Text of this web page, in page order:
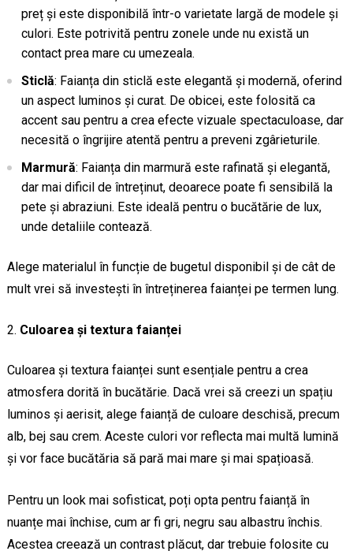
preț și este disponibilă într-o varietate largă de modele și
culori. Este potrivită pentru zonele unde nu există un
contact prea mare cu umezeala.
Sticlă: Faianța din sticlă este elegantă și modernă, oferind
un aspect luminos și curat. De obicei, este folosită ca
accent sau pentru a crea efecte vizuale spectaculoase, dar
necesită o îngrijire atentă pentru a preveni zgârieturile.
Marmură: Faianța din marmură este rafinată și elegantă,
dar mai dificil de întreținut, deoarece poate fi sensibilă la
pete și abraziuni. Este ideală pentru o bucătărie de lux,
unde detaliile contează.
Alege materialul în funcție de bugetul disponibil și de cât de
mult vrei să investești în întreținerea faianței pe termen lung.
Culoarea și textura faianței
Culoarea și textura faianței sunt esențiale pentru a crea
atmosfera dorită în bucătărie. Dacă vrei să creezi un spațiu
luminos și aerisit, alege faianță de culoare deschisă, precum
alb, bej sau crem. Aceste culori vor reflecta mai multă lumină
și vor face bucătăria să pară mai mare și mai spațioasă.
Pentru un look mai sofisticat, poți opta pentru faianță în
nuanțe mai închise, cum ar fi gri, negru sau albastru închis.
Acestea creează un contrast plăcut, dar trebuie folosite cu